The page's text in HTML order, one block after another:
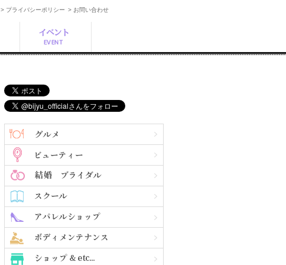
> プライバシーポリシー > お問い合わせ